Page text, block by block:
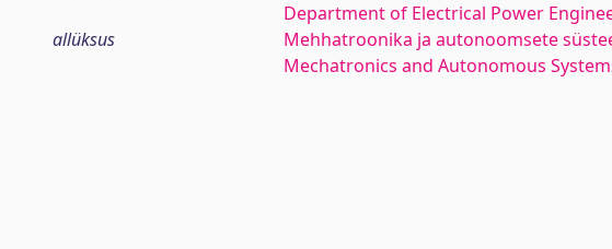
Department of Electrical Power
allüksus
Mehhatroonika ja autonoomsete
Mechatronics and Autonomous